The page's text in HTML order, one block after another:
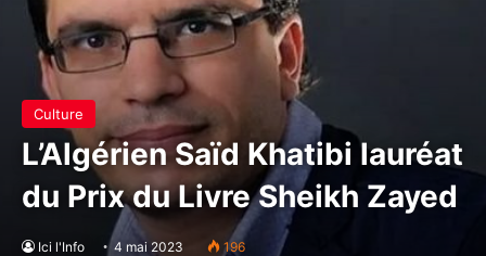
Culture
L’Algérien Saïd Khatibi lauréat
du Prix du Livre Sheikh Zayed
Ici l'Info 4 mai 2023 196